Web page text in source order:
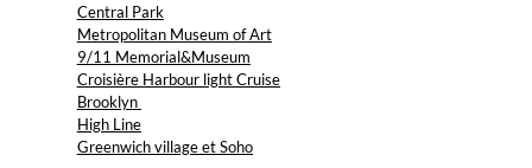
Central Park
Metropolitan Museum of Art
9/11 Memorial&Museum
Croisière Harbour light Cruise
Brooklyn
High Line
Greenwich village et Soho